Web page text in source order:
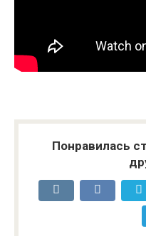
Понравилась